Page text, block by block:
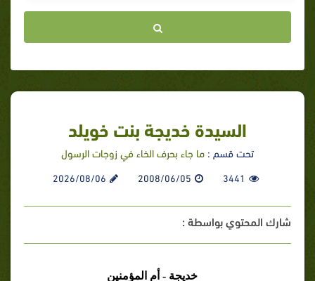
السيدة خديجة بنت خويلد
تحت قسم : ما جاء بحرف الخاء في زوجات الرسول
3441
2008/06/05
2026/08/06
شارك المحتوي بواسطة :
خديجة - أم المؤمنين